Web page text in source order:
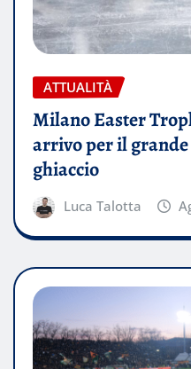
ATTUALITÀ
Milano Easter
arrivo per il
ghiaccio
Luca Talotta